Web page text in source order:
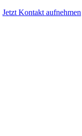
Jetzt Kontakt aufnehmen